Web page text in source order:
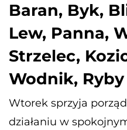
Baran, Byk,
Lew, Panna,
Strzelec,
Wodnik, Ryby
Wtorek sprzyja
działaniu w